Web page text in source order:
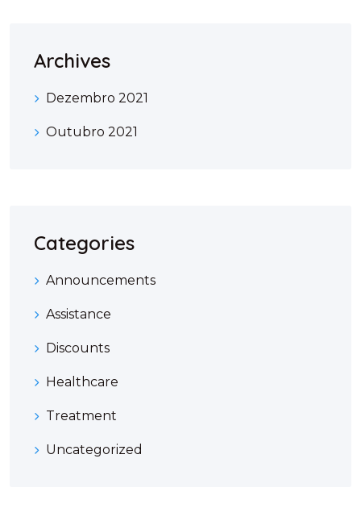
Archives
Dezembro 2021
Outubro 2021
Categories
Announcements
Assistance
Discounts
Healthcare
Treatment
Uncategorized